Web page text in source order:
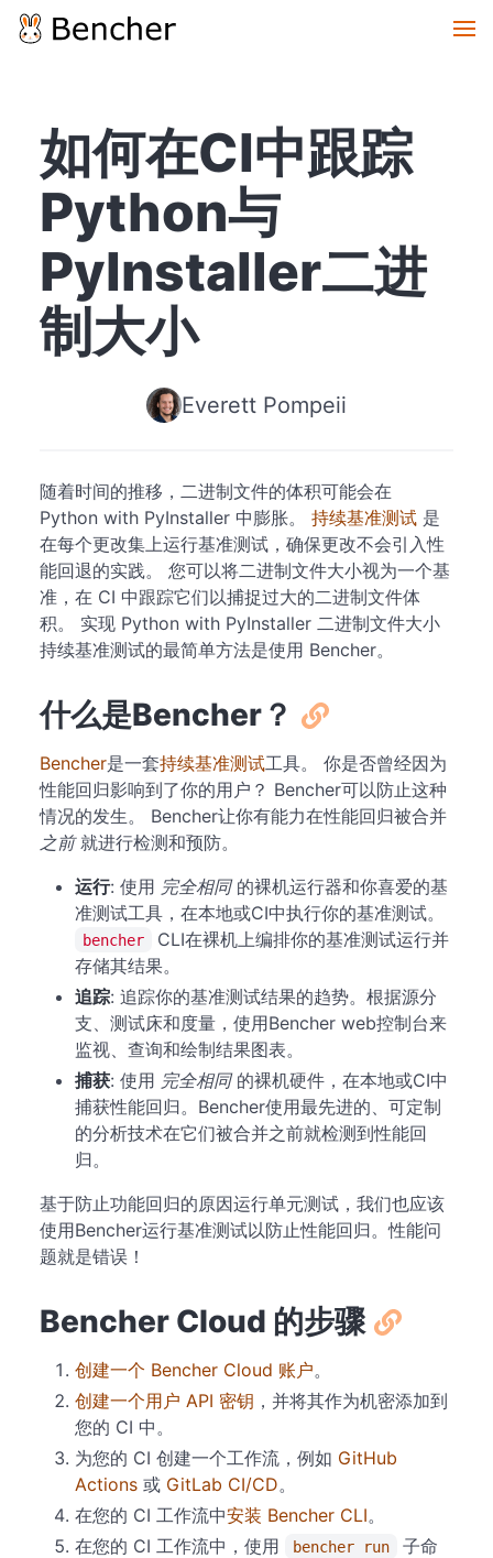
如何在CI中跟踪
Python与
PyInstaller二进
制大小
Everett Pompeii
随着时间的推移，二进制文件的体积可能会在
Python with PyInstaller 中膨胀。 持续基准测试 是
在每个更改集上运行基准测试，确保更改不会引入性
能回退的实践。 您可以将二进制文件大小视为一个基
准，在 CI 中跟踪它们以捕捉过大的二进制文件体
积。 实现 Python with PyInstaller 二进制文件大小
持续基准测试的最简单方法是使用 Bencher。
什么是Bencher？
Bencher是一套持续基准测试工具。 你是否曾经因为
性能回归影响到了你的用户？ Bencher可以防止这种
情况的发生。 Bencher让你有能力在性能回归被合并
之前就进行检测和预防。
运行: 使用 完全相同的裸机运行器和你喜爱的基
准测试工具，在本地或CI中执行你的基准测试。
bencher
CLI在裸机上编排你的基准测试运行并
存储其结果。
追踪: 追踪你的基准测试结果的趋势。根据源分
支、测试床和度量，使用Bencher web控制台来
监视、查询和绘制结果图表。
捕获: 使用 完全相同的裸机硬件，在本地或CI中
捕获性能回归。Bencher使用最先进的、可定制
的分析技术在它们被合并之前就检测到性能回
归。
基于防止功能回归的原因运行单元测试，我们也应该
使用Bencher运行基准测试以防止性能回归。性能问
题就是错误！
Bencher Cloud 的步骤
创建一个 Bencher Cloud 账户。
创建一个用户 API 密钥 ，并将其作为机密添加到
您的 CI 中。
为您的 CI 创建一个工作流，例如 GitHub
Actions 或 GitLab CI/CD。
在您的 CI 工作流中安装 Bencher CLI。
在您的 CI 工作流中，使用
bencher run
子命